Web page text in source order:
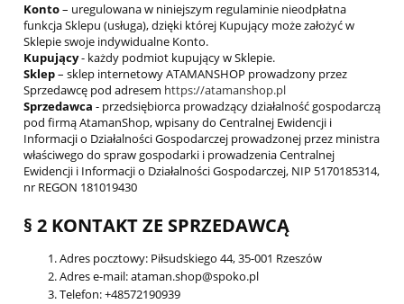
Konto– uregulowana w niniejszym regulaminie nieodpłatna
funkcja Sklepu (usługa), dzięki której Kupujący może założyć w
Sklepie swoje indywidualne Konto.
Kupujący- każdy podmiot kupujący w Sklepie.
Sklep– sklep internetowy ATAMANSHOP prowadzony przez
Sprzedawcę pod adresem https://atamanshop.pl
Sprzedawca - przedsiębiorca prowadzący działalność gospodarczą
pod firmą AtamanShop, wpisany do Centralnej Ewidencji i
Informacji o Działalności Gospodarczej prowadzonej przez ministra
właściwego do spraw gospodarki i prowadzenia Centralnej
Ewidencji i Informacji o Działalności Gospodarczej, NIP 5170185314,
nr REGON 181019430
§ 2 KONTAKT ZE SPRZEDAWCĄ
Adres pocztowy: Piłsudskiego 44, 35-001 Rzeszów
Adres e-mail: ataman.shop@spoko.pl
Telefon: +48572190939